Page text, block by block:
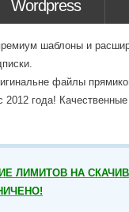
Wordpress
шаблоны и
файлы
года!
ЛИМИТОВ НА